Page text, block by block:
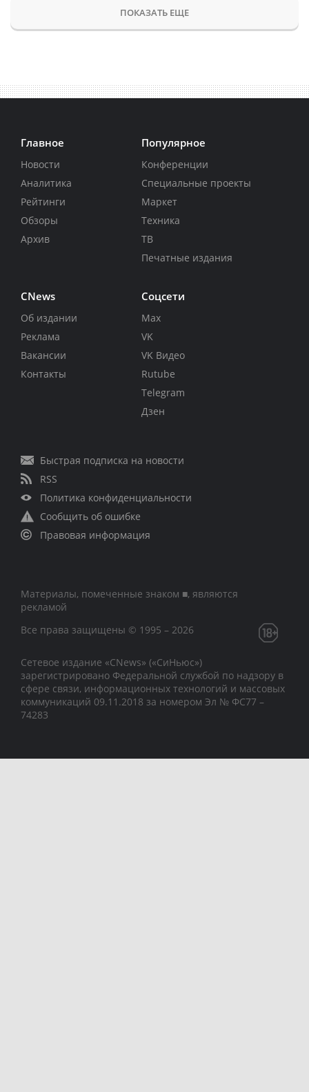
ПОКАЗАТЬ ЕЩЕ
Главное
Новости
Аналитика
Рейтинги
Обзоры
Архив
Популярное
Конференции
Специальные проекты
Маркет
Техника
ТВ
Печатные издания
CNews
Об издании
Реклама
Вакансии
Контакты
Соцсети
Max
VK
VK Видео
Rutube
Telegram
Дзен
Быстрая подписка на новости
RSS
Политика конфиденциальности
Сообщить об ошибке
Правовая информация
Материалы, помеченные знаком ■, являются
рекламой
Все права защищены © 1995 – 2026
Сетевое издание «CNews» («СиНьюс»)
зарегистрировано Федеральной службой по надзору в
сфере связи, информационных технологий и массовых
коммуникаций 09.11.2018 за номером Эл № ФС77 –
74283